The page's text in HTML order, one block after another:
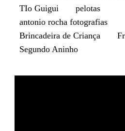
TIo Guigui
pelotas
antonio rocha fotografias
Brincadeira de Criança
Segundo Aninho